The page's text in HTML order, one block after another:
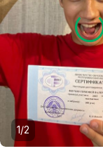
1/2